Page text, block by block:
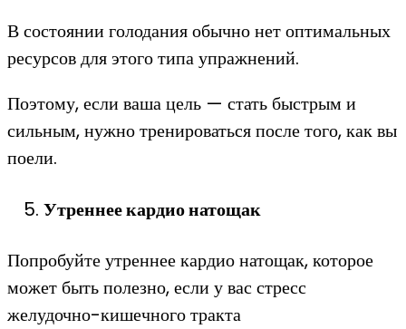
В состоянии голодания обычно нет оптимальных
ресурсов для этого типа упражнений.
Поэтому, если ваша цель — стать быстрым и
сильным, нужно тренироваться после того, как вы
поели.
Утреннее кардио натощак
Попробуйте утреннее кардио натощак, которое
может быть полезно, если у вас стресс
желудочно-кишечного тракта